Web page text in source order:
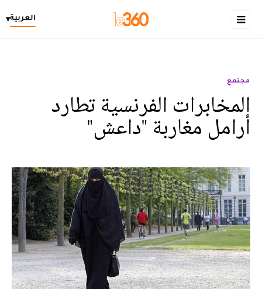
العربية▾
مجتمع
المخابرات الفرنسية تطارد
أرامل مغاربة "داعش"